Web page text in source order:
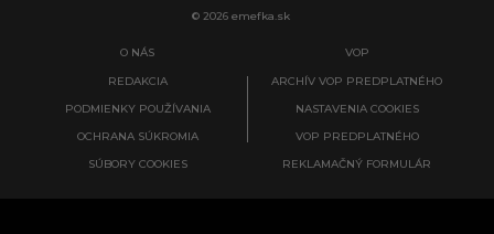
© 2026 emefka.sk
O NÁS
REDAKCIA
PODMIENKY POUŽÍVANIA
OCHRANA SÚKROMIA
SÚBORY COOKIES
VOP
ARCHÍV VOP PREDPLATNÉHO
NASTAVENIA COOKIES
VOP PREDPLATNÉHO
REKLAMAČNÝ FORMULÁR